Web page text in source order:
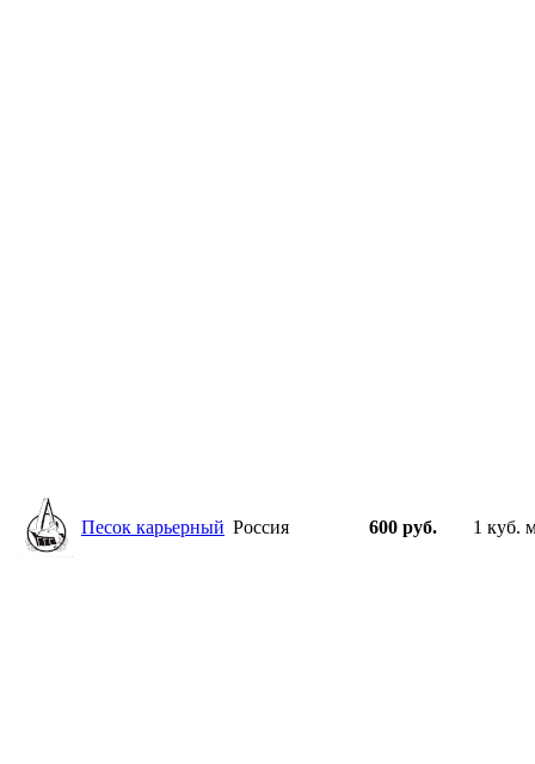
Песок карьерный Россия 600 руб. 1 куб.